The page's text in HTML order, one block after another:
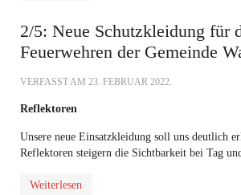
2/5: Neue Schutzkleidung für
Feuerwehren der Gemeinde
VERFASST AM 23. FEBRUAR 2022.
Reflektoren
Unsere neue Einsatzkleidung soll uns deutlich
Reflektoren steigern die Sichtbarkeit bei Tag
Weiterlesen